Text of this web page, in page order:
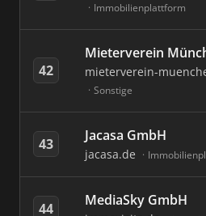
Immobilienplattform
42
Mieterverein
mieterverein-
Sonstige
43 Jacasa GmbH
jacasa.de
44 MediaSky GmbH